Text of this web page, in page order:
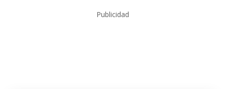
Publicidad